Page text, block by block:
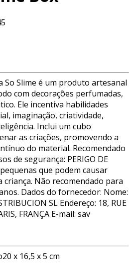
So Slime é um produto artesanal
com decorações perfumadas,
Ele incentiva habilidades
imaginação, criatividade,
Inclui um cubo
as criações, promovendo a
do material. Recomendado
de segurança: PERIGO DE
que podem causar
criança. Não recomendado para
Dados do fornecedor: Nome:
SL Endereço: 18, RUE
FRANÇA E-mail: sav
20 x 16,5 x 5 cm